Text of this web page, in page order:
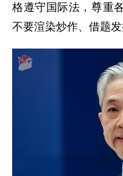
格遵守国际法，尊重
不要渲染炒作、借题发